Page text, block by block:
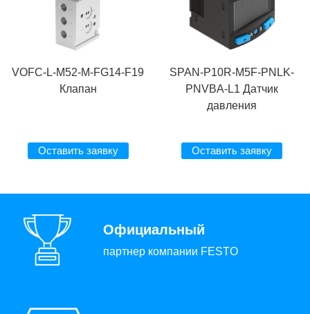
VOFC-L-M52-M-FG14-F19
Клапан
Оставить заявку
SPAN-P10R-M5F-PNLK-
PNVBA-L1 Датчик
давления
Оставить заявку
Официальный
партнер компании FESTO